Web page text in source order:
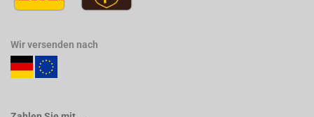
Wir versenden nach